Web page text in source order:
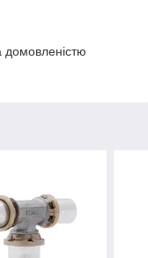
домовленістю